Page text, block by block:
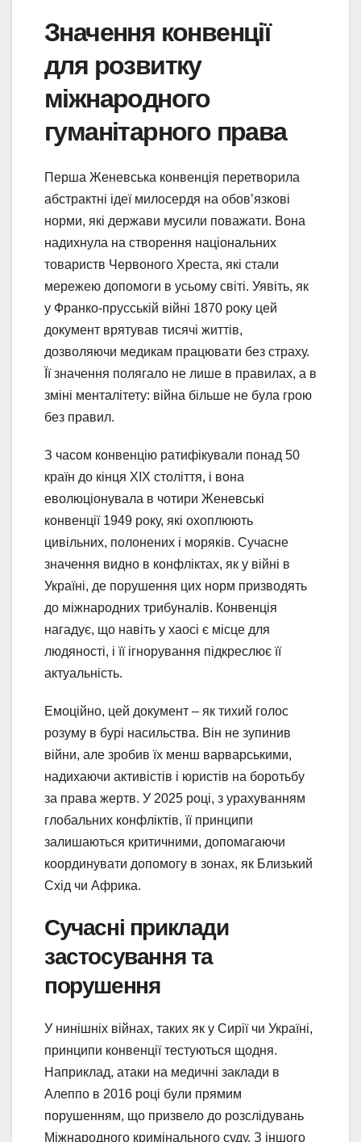
Значення конвенції
для розвитку
міжнародного
гуманітарного права
Перша Женевська конвенція перетворила
абстрактні ідеї милосердя на обов’язкові
норми, які держави мусили поважати. Вона
надихнула на створення національних
товариств Червоного Хреста, які стали
мережею допомоги в усьому світі. Уявіть, як
у Франко-прусській війні 1870 року цей
документ врятував тисячі життів,
дозволяючи медикам працювати без страху.
Її значення полягало не лише в правилах, а в
зміні менталітету: війна більше не була грою
без правил.
З часом конвенцію ратифікували понад 50
країн до кінця XIX століття, і вона
еволюціонувала в чотири Женевські
конвенції 1949 року, які охоплюють
цивільних, полонених і моряків. Сучасне
значення видно в конфліктах, як у війні в
Україні, де порушення цих норм призводять
до міжнародних трибуналів. Конвенція
нагадує, що навіть у хаосі є місце для
людяності, і її ігнорування підкреслює її
актуальність.
Емоційно, цей документ – як тихий голос
розуму в бурі насильства. Він не зупинив
війни, але зробив їх менш варварськими,
надихаючи активістів і юристів на боротьбу
за права жертв. У 2025 році, з урахуванням
глобальних конфліктів, її принципи
залишаються критичними, допомагаючи
координувати допомогу в зонах, як Близький
Схід чи Африка.
Сучасні приклади
застосування та
порушення
У нинішніх війнах, таких як у Сирії чи Україні,
принципи конвенції тестуються щодня.
Наприклад, атаки на медичні заклади в
Алеппо в 2016 році були прямим
порушенням, що призвело до розслідувань
Міжнародного кримінального суду. З іншого